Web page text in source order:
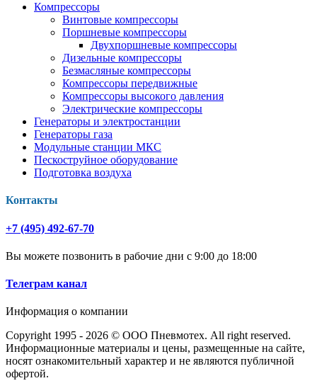
Компрессоры
Винтовые компрессоры
Поршневые компрессоры
Двухпоршневые компрессоры
Дизельные компрессоры
Безмасляные компрессоры
Компрессоры передвижные
Компрессоры высокого давления
Электрические компрессоры
Генераторы и электростанции
Генераторы газа
Модульные станции МКС
Пескоструйное оборудование
Подготовка воздуха
Контакты
+7 (495) 492-67-70
Вы можете позвонить в рабочие дни с 9:00 до 18:00
Телеграм канал
Информация о компании
Copyright 1995 - 2026 © ООО Пневмотех. All right reserved.
Информационные материалы и цены, размещенные на сайте,
носят ознакомительный характер и не являются публичной
офертой.